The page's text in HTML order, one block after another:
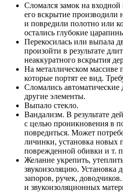
Сломался замок на
его вскрытие производили
и повредили полотно или
остались глубокие
Перекосилась или выпала
произойти в результате
неаккуратного вскрытия
На металлическом массиве
которые портят ее вид.
Сломались
другие элементы.
Выпало стекло.
Вандализм. В результате
с целью проникновения в
повредиться. Может
личинки, установка новых
поврежденной обивки и т.
Желание укрепить,
звукоизоляцию. Установка
запоров, ручек,
и звукоизоляционных